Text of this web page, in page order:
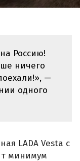
Россию!
ничего
—
одного
LADA Vesta с
минимум